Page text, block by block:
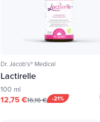
Dr. Jacob's® Medical
Lactirelle
100 ml
-21%
12,75 €16,16 €